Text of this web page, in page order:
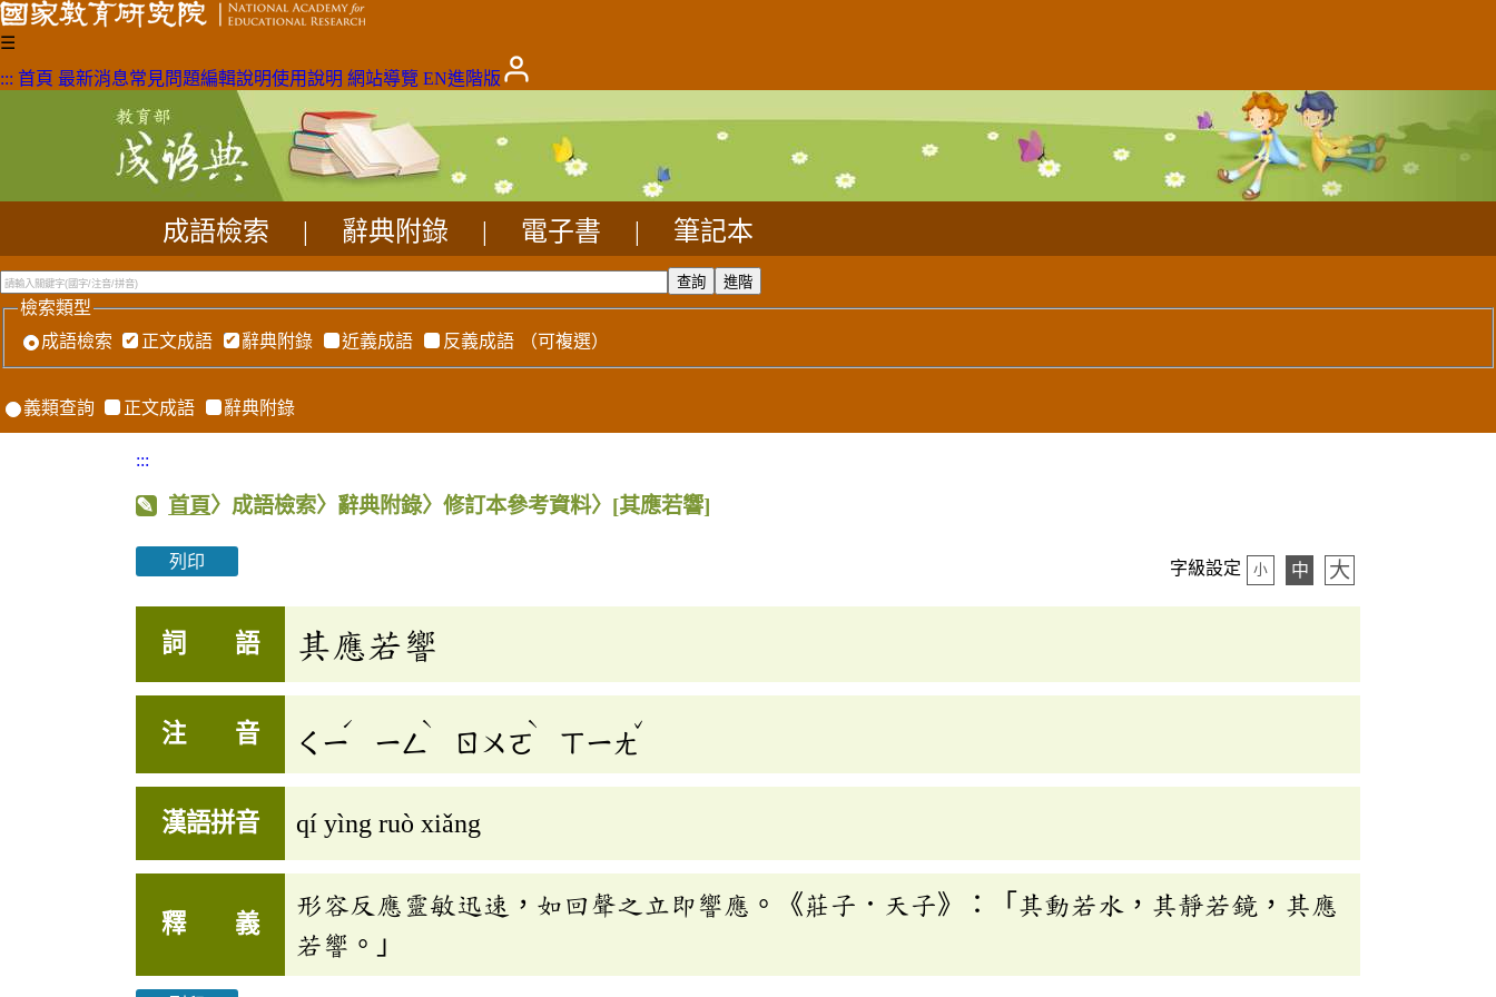
☰
::: 首頁 最新消息常見問題編輯說明使用說明 網站導覽 EN進階版
成語檢索 辭典附錄 電子書 筆記本
檢索類型
成語檢索
正文成語 辭典附錄 近義成語 反義成語 （可複選）
義類查詢 正文成語 辭典附錄
:::
首頁〉成語檢索〉辭典附錄〉修訂本參考資料〉 [其應若響]
列印 字級設定 小 中 大
詞 語 其應若響
注 音 ㄑㄧ
ˊ
ㄧㄥ
ˋ
ㄖㄨㄛ
ˋ
ㄒㄧㄤ
ˇ
漢語拼音 qí yìng ruò xiǎng
釋 義
形容反應靈敏迅速，如回聲之立即響應。《莊子．天子》：「其動若水，其靜若鏡，其應
若響。」